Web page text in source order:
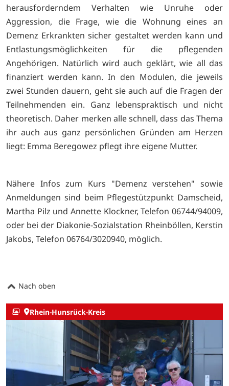
herausforderndem Verhalten wie Unruhe oder
Aggression, die Frage, wie die Wohnung eines an
Demenz Erkrankten sicher gestaltet werden kann und
Entlastungsmöglichkeiten für die pflegenden
Angehörigen. Natürlich wird auch geklärt, wie all das
finanziert werden kann. In den Modulen, die jeweils
zwei Stunden dauern, geht sie auch auf die Fragen der
Teilnehmenden ein. Ganz lebenspraktisch und nicht
theoretisch. Daher merken alle schnell, dass das Thema
ihr auch aus ganz persönlichen Gründen am Herzen
liegt: Emma Beregowez pflegt ihre eigene Mutter.
Nähere Infos zum Kurs "Demenz verstehen" sowie
Anmeldungen sind beim Pflegestützpunkt Damscheid,
Martha Pilz und Annette Klockner, Telefon 06744/94009,
oder bei der Diakonie-Sozialstation Rheinböllen, Kerstin
Jakobs, Telefon 06764/3020940, möglich.
Nach oben
Rhein-Hunsrück-Kreis